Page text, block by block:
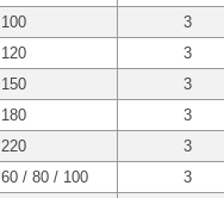
100 3
120 3
150 3
180 3
220 3
60 / 80 / 100 3